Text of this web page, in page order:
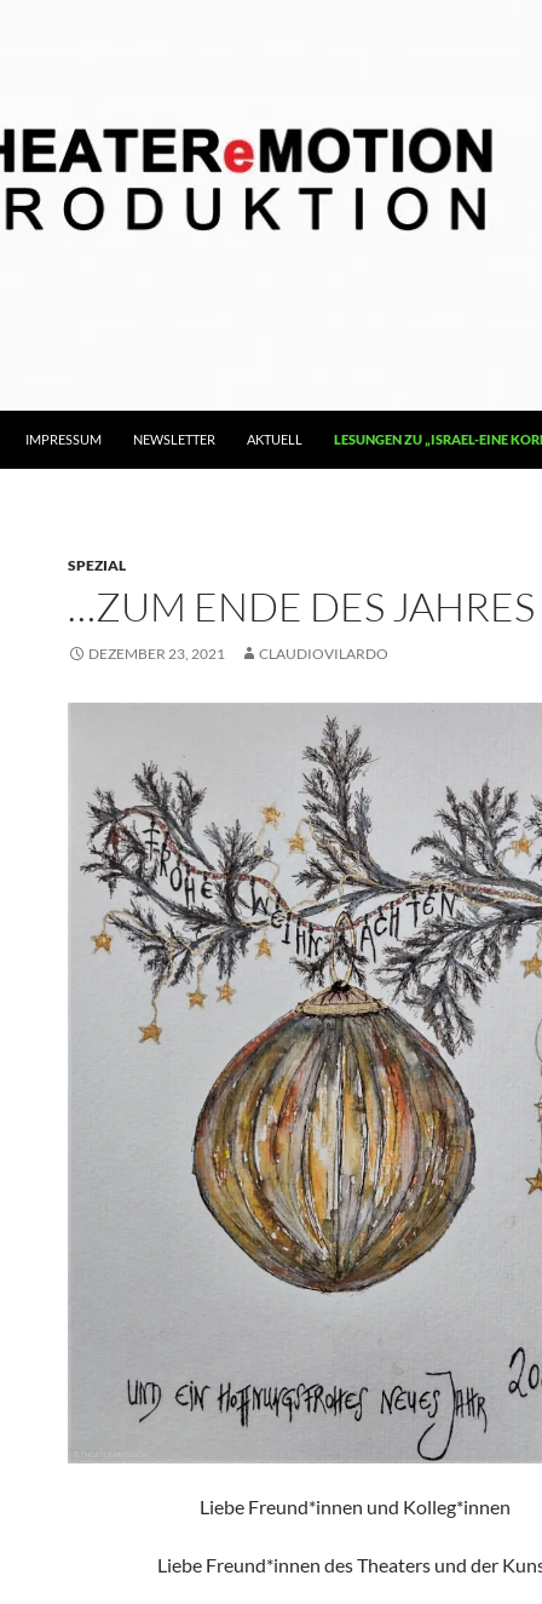
IMPRESSUM NEWSLETTER AKTUELL LESUNGEN ZU „ISRAEL-EINE
SPEZIAL
…ZUM ENDE DES
DEZEMBER 23, 2021 CLAUDIOVILARDO
Liebe Freund*innen und Kolleg*innen
Liebe Freund*innen des Theaters und der